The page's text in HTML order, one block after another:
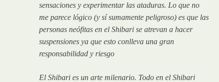
sensaciones y experimentar las ataduras. Lo que no
me parece lógico (y sí sumamente peligroso) es que las
personas neófitas en el Shibari se atrevan a hacer
suspensiones ya que esto conlleva una gran
responsabilidad y riesgo
El Shibari es un arte milenario. Todo en el Shibari